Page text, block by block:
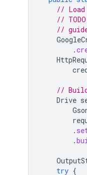
//
//
//
.
//
Drive
.
.
try {